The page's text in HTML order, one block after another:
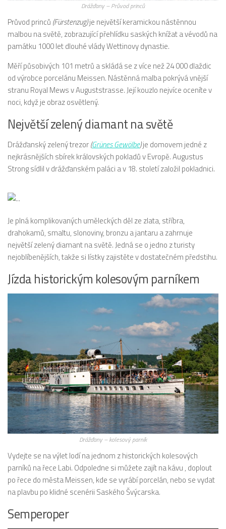
Drážďany – Průvod princů
Průvod princů (Fürstenzug)je největší keramickou nástěnnou
malbou na světě, zobrazující přehlídku saských knížat a vévodů na
památku 1000 let dlouhé vlády Wettinovy ​​dynastie.
Měří působivých 101 metrů a skládá se z více než 24 000 dlaždic
od výrobce porcelánu Meissen. Nástěnná malba pokrývá vnější
stranu Royal Mews v Auguststrasse. Její kouzlo nejvíce oceníte v
noci, když je obraz osvětlený.
Největší zelený diamant na světě
Drážďanský zelený trezor(Grünes Gewölbe)je domovem jedné z
nejkrásnějších sbírek královských pokladů v Evropě. Augustus
Strong sídlil v drážďanském paláci a v 18. století založil pokladnici.
Je plná komplikovaných uměleckých děl ze zlata, stříbra,
drahokamů, smaltu, slonoviny, bronzu a jantaru a zahrnuje
největší zelený diamant na světě. Jedná se o jedno z turisty
nejoblíbenějších, takže si lístky zajistěte v dostatečném předstihu.
Jízda historickým kolesovým parníkem
Drážďany – kolesový parník
Vydejte se na výlet lodí na jednom z historických kolesových
parníků na řece Labi. Odpoledne si můžete zajít na kávu , doplout
po řece do města Meissen, kde se vyrábí porcelán, nebo se vydat
na plavbu po klidné scenérii Saského Švýcarska.
Semperoper